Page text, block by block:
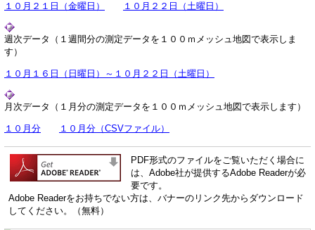
１０月２１日（金曜日）
１０月２２日（土曜日）
週次データ（１週間分の測定データを１００ｍメッシュ地図で表示しま
す）
１０月１６日（日曜日）～１０月２２日（土曜日）
月次データ（１月分の測定データを１００ｍメッシュ地図で表示します）
１０月分 １０月分（CSVファイル）
PDF形式のファイルをご覧いただく場合に
は、Adobe社が提供するAdobe Readerが必
要です。
Adobe Readerをお持ちでない方は、バナーのリンク先からダウンロード
してください。（無料）